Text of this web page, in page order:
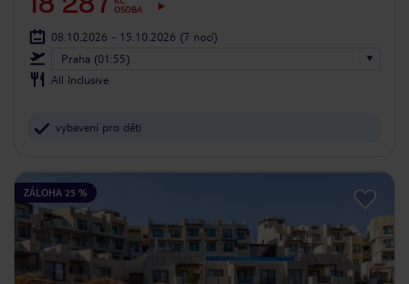
OSOBA
08.10.2026 - 15.10.2026 (7 nocí)
Praha (01:55)
All Inclusive
vybavení pro děti
ZÁLOHA 25 %